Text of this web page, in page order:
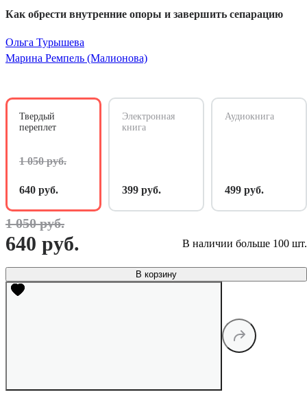
Как обрести внутренние опоры и завершить сепарацию
Ольга Турышева
Марина Ремпель (Малионова)
Твердый
переплет
1 050 руб.
640 руб.
Электронная
книга
399 руб.
Аудиокнига
499 руб.
1 050 руб.
640 руб. В наличии больше 100 шт.
В корзину